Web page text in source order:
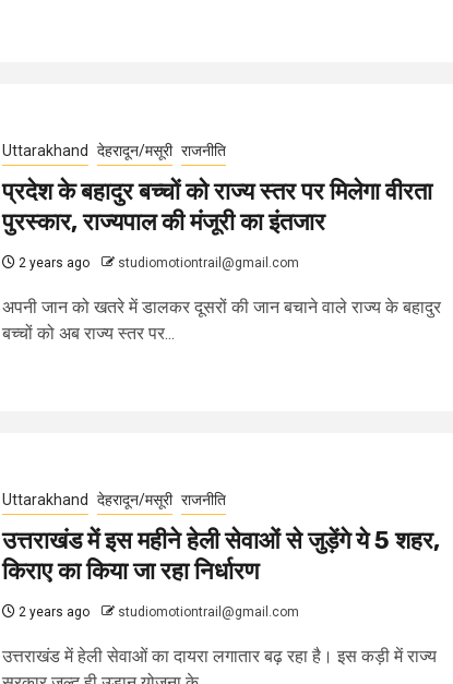
Uttarakhand देहरादून/मसूरी राजनीति
प्रदेश के बहादुर बच्चों को राज्य स्तर पर मिलेगा वीरता
पुरस्कार, राज्यपाल की मंजूरी का इंतजार
2 years ago studiomotiontrail@gmail.com
अपनी जान को खतरे में डालकर दूसरों की जान बचाने वाले राज्य के बहादुर
बच्चों को अब राज्य स्तर पर...
Uttarakhand देहरादून/मसूरी राजनीति
उत्तराखंड में इस महीने हेली सेवाओं से जुड़ेंगे ये 5 शहर,
किराए का किया जा रहा निर्धारण
2 years ago studiomotiontrail@gmail.com
उत्तराखंड में हेली सेवाओं का दायरा लगातार बढ़ रहा है। इस कड़ी में राज्य